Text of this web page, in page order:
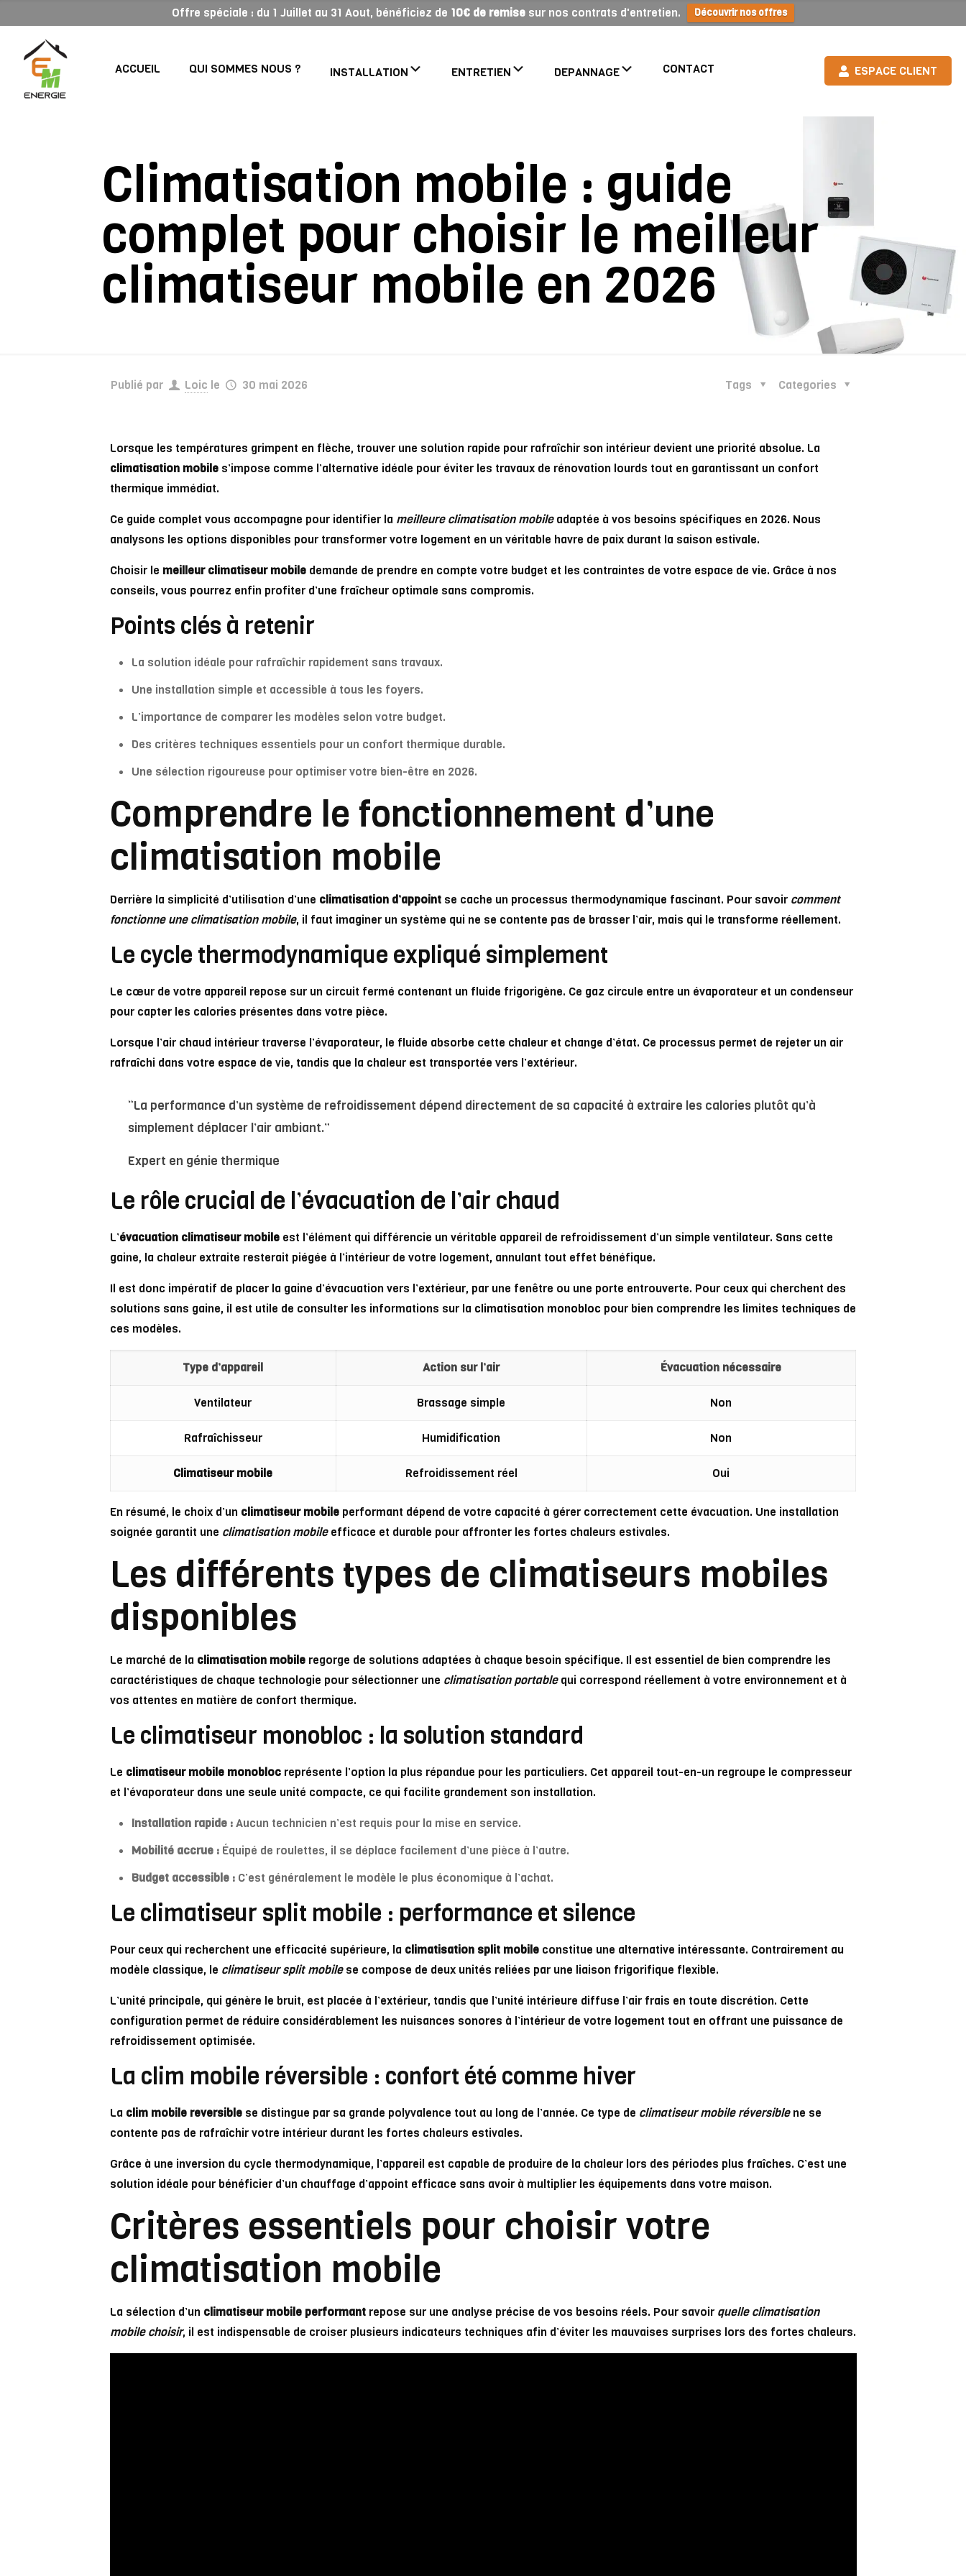
Offre spéciale : du 1 Juillet au 31 Aout, bénéficiez de 10€ de remise sur nos contrats d'entretien. Découvrir nos offres
ACCUEIL QUI SOMMES NOUS ? INSTALLATION ENTRETIEN DEPANNAGE CONTACT ESPACE CLIENT
Climatisation mobile : guide
complet pour choisir le meilleur
climatiseur mobile en 2026
Publié par Loic le 30 mai 2026 Categories
Tags
Lorsque les températures grimpent en flèche, trouver une solution rapide pour rafraîchir son intérieur devient une priorité absolue. La
climatisation mobiles’impose comme l’alternative idéale pour éviter les travaux de rénovation lourds tout en garantissant un confort
thermique immédiat.
Ce guide complet vous accompagne pour identifier la meilleure climatisation mobileadaptée à vos besoins spécifiques en 2026. Nous
analysons les options disponibles pour transformer votre logement en un véritable havre de paix durant la saison estivale.
Choisir le meilleur climatiseur mobiledemande de prendre en compte votre budget et les contraintes de votre espace de vie. Grâce à nos
conseils, vous pourrez enfin profiter d’une fraîcheur optimale sans compromis.
Points clés à retenir
La solution idéale pour rafraîchir rapidement sans travaux.
Une installation simple et accessible à tous les foyers.
L’importance de comparer les modèles selon votre budget.
Des critères techniques essentiels pour un confort thermique durable.
Une sélection rigoureuse pour optimiser votre bien-être en 2026.
Comprendre le fonctionnement d’une
climatisation mobile
Derrière la simplicité d’utilisation d’une climatisation d’appointse cache un processus thermodynamique fascinant. Pour savoir comment
fonctionne une climatisation mobile, il faut imaginer un système qui ne se contente pas de brasser l’air, mais qui le transforme réellement.
Le cycle thermodynamique expliqué simplement
Le cœur de votre appareil repose sur un circuit fermé contenant un fluide frigorigène. Ce gaz circule entre un évaporateur et un condenseur
pour capter les calories présentes dans votre pièce.
Lorsque l’air chaud intérieur traverse l’évaporateur, le fluide absorbe cette chaleur et change d’état. Ce processus permet de rejeter un air
rafraîchi dans votre espace de vie, tandis que la chaleur est transportée vers l’extérieur.
“La performance d’un système de refroidissement dépend directement de sa capacité à extraire les calories plutôt qu’à
simplement déplacer l’air ambiant.”
Expert en génie thermique
Le rôle crucial de l’évacuation de l’air chaud
L’évacuation climatiseur mobileest l’élément qui différencie un véritable appareil de refroidissement d’un simple ventilateur. Sans cette
gaine, la chaleur extraite resterait piégée à l’intérieur de votre logement, annulant tout effet bénéfique.
Il est donc impératif de placer la gaine d’évacuation vers l’extérieur, par une fenêtre ou une porte entrouverte. Pour ceux qui cherchent des
solutions sans gaine, il est utile de consulter les informations sur la climatisation monobloc pour bien comprendre les limites techniques de
ces modèles.
Type d’appareil Action sur l’air Évacuation nécessaire
Ventilateur Brassage simple Non
Rafraîchisseur Humidification Non
Climatiseur mobile Refroidissement réel Oui
En résumé, le choix d’un climatiseur mobileperformant dépend de votre capacité à gérer correctement cette évacuation. Une installation
soignée garantit une climatisation mobileefficace et durable pour affronter les fortes chaleurs estivales.
Les différents types de climatiseurs mobiles
disponibles
Le marché de la climatisation mobileregorge de solutions adaptées à chaque besoin spécifique. Il est essentiel de bien comprendre les
caractéristiques de chaque technologie pour sélectionner une climatisation portablequi correspond réellement à votre environnement et à
vos attentes en matière de confort thermique.
Le climatiseur monobloc : la solution standard
Le climatiseur mobile monoblocreprésente l’option la plus répandue pour les particuliers. Cet appareil tout-en-un regroupe le compresseur
et l’évaporateur dans une seule unité compacte, ce qui facilite grandement son installation.
Installation rapide :Aucun technicien n’est requis pour la mise en service.
Mobilité accrue :Équipé de roulettes, il se déplace facilement d’une pièce à l’autre.
Budget accessible :C’est généralement le modèle le plus économique à l’achat.
Le climatiseur split mobile : performance et silence
Pour ceux qui recherchent une efficacité supérieure, la climatisation split mobileconstitue une alternative intéressante. Contrairement au
modèle classique, le climatiseur split mobilese compose de deux unités reliées par une liaison frigorifique flexible.
L’unité principale, qui génère le bruit, est placée à l’extérieur, tandis que l’unité intérieure diffuse l’air frais en toute discrétion. Cette
configuration permet de réduire considérablement les nuisances sonores à l’intérieur de votre logement tout en offrant une puissance de
refroidissement optimisée.
La clim mobile réversible : confort été comme hiver
La clim mobile reversiblese distingue par sa grande polyvalence tout au long de l’année. Ce type de climatiseur mobile réversiblene se
contente pas de rafraîchir votre intérieur durant les fortes chaleurs estivales.
Grâce à une inversion du cycle thermodynamique, l’appareil est capable de produire de la chaleur lors des périodes plus fraîches. C’est une
solution idéale pour bénéficier d’un chauffage d’appoint efficace sans avoir à multiplier les équipements dans votre maison.
Critères essentiels pour choisir votre
climatisation mobile
La sélection d’un climatiseur mobile performantrepose sur une analyse précise de vos besoins réels. Pour savoir quelle climatisation
mobile choisir, il est indispensable de croiser plusieurs indicateurs techniques afin d’éviter les mauvaises surprises lors des fortes chaleurs.